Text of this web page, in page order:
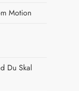
Motion
Du Skal